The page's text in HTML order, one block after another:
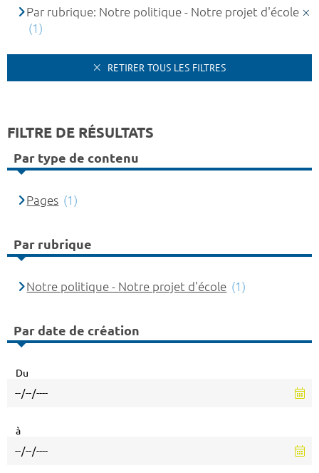
Par rubrique: Notre politique - Notre projet d'école
(1)
RETIRER TOUS LES FILTRES
FILTRE DE RÉSULTATS
Par type de contenu
Pages (1)
Par rubrique
Notre politique - Notre projet d'école (1)
Par date de création
Du
à